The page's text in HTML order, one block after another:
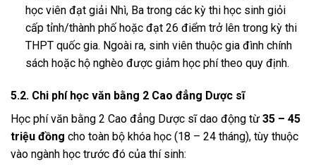
học viên đạt giải Nhì, Ba trong các kỳ thi học sinh giỏi
cấp tỉnh/thành phố hoặc đạt 26 điểm trở lên trong kỳ thi
THPT quốc gia. Ngoài ra, sinh viên thuộc gia đình chính
sách hoặc hộ nghèo được giảm học phí theo quy định.
5.2. Chi phí học văn bằng 2 Cao đẳng Dược sĩ
Học phí văn bằng 2 Cao đẳng Dược sĩ dao động từ 35 – 45
triệu đồng cho toàn bộ khóa học (18 – 24 tháng), tùy thuộc
vào ngành học trước đó của thí sinh: